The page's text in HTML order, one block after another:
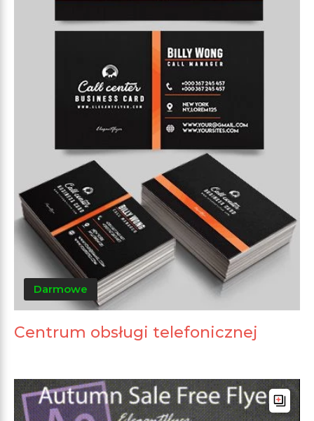
Darmowe
Centrum obsługi telefonicznej